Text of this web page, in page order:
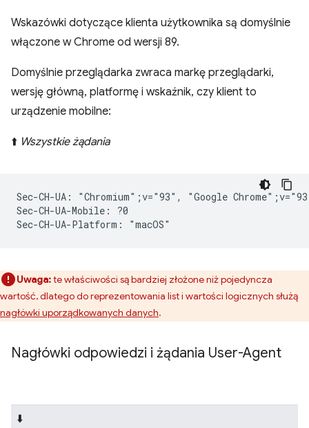
Wskazówki dotyczące klienta użytkownika są domyślnie
włączone w Chrome od wersji 89.
Domyślnie przeglądarka zwraca markę przeglądarki,
wersję główną, platformę i wskaźnik, czy klient to
urządzenie mobilne:
⬆️ Wszystkie żądania
Sec-CH-UA: "Chromium";v="93", "Google
Sec-CH-UA-Mobile: ?0
Uwaga:te właściwości są bardziej złożone niż pojedyncza
wartość, dlatego do reprezentowania list i wartości logicznych służą
nagłówki uporządkowanych danych.
Nagłówki odpowiedzi i żądania User-Agent
⬇️